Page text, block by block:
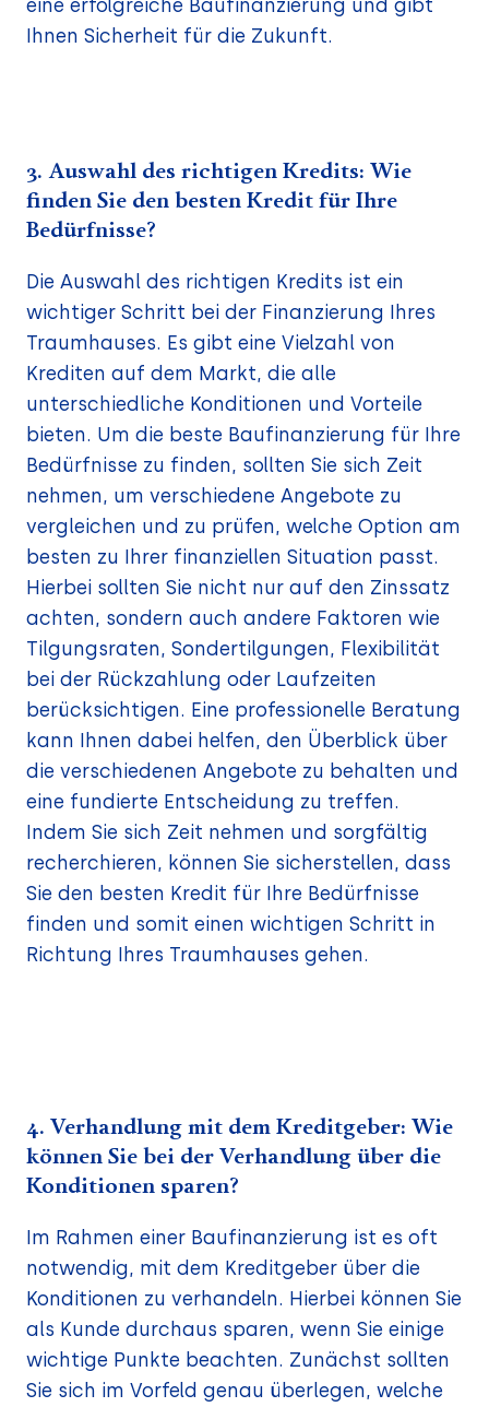
eine erfolgreiche Baufinanzierung und gibt
Ihnen Sicherheit für die Zukunft.
3. Auswahl des richtigen Kredits: Wie
finden Sie den besten Kredit für Ihre
Bedürfnisse?
Die Auswahl des richtigen Kredits ist ein
wichtiger Schritt bei der Finanzierung Ihres
Traumhauses. Es gibt eine Vielzahl von
Krediten auf dem Markt, die alle
unterschiedliche Konditionen und Vorteile
bieten. Um die beste Baufinanzierung für Ihre
Bedürfnisse zu finden, sollten Sie sich Zeit
nehmen, um verschiedene Angebote zu
vergleichen und zu prüfen, welche Option am
besten zu Ihrer finanziellen Situation passt.
Hierbei sollten Sie nicht nur auf den Zinssatz
achten, sondern auch andere Faktoren wie
Tilgungsraten, Sondertilgungen, Flexibilität
bei der Rückzahlung oder Laufzeiten
berücksichtigen. Eine professionelle Beratung
kann Ihnen dabei helfen, den Überblick über
die verschiedenen Angebote zu behalten und
eine fundierte Entscheidung zu treffen.
Indem Sie sich Zeit nehmen und sorgfältig
recherchieren, können Sie sicherstellen, dass
Sie den besten Kredit für Ihre Bedürfnisse
finden und somit einen wichtigen Schritt in
Richtung Ihres Traumhauses gehen.
4. Verhandlung mit dem Kreditgeber: Wie
können Sie bei der Verhandlung über die
Konditionen sparen?
Im Rahmen einer Baufinanzierung ist es oft
notwendig, mit dem Kreditgeber über die
Konditionen zu verhandeln. Hierbei können Sie
als Kunde durchaus sparen, wenn Sie einige
wichtige Punkte beachten. Zunächst sollten
Sie sich im Vorfeld genau überlegen, welche